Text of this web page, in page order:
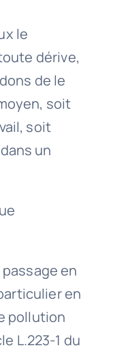
le
dérive,
de le
soit
soit
un
en
en
pollution
L.223-1 du